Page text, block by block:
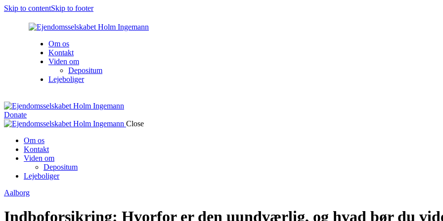
Skip to contentSkip to footer
Om os
Kontakt
Viden om
Depositum
Lejeboliger
Donate
Close
Om os
Kontakt
Viden om
Depositum
Lejeboliger
facebook-
instagram
Aalborg
Indboforsikring: Hvorfor er den uundværlig, og hvad bør du